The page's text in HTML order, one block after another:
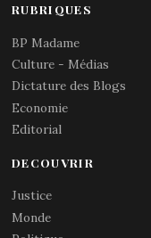
RUBRIQUES
BP Madame
Culture - Médias
Dictature des Blogs
Economie
Editorial
DECOUVRIR
Justice
Monde